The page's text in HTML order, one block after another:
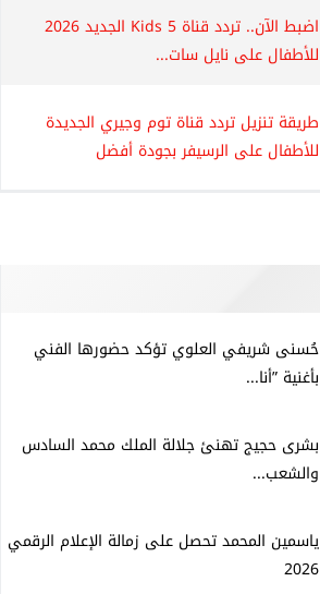
اضبط الآن.. تردد قناة 5 Kids الجديد 2026
للأطفال على نايل سات...
طريقة تنزيل تردد قناة توم وجيري الجديدة
للأطفال على الرسيفر بجودة أفضل
حُسنى شريفي العلوي تؤكد حضورها الفني
بأغنية ”أنا...
بشرى حجيج تهنئ جلالة الملك محمد السادس
والشعب...
ياسمين المحمد تحصل على زمالة الإعلام الرقمي
2026